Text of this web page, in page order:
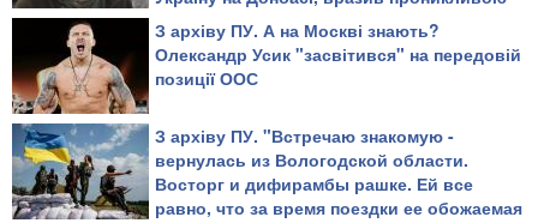
промовою
З архіву ПУ. А на Москві знають?
Олександр Усик "засвітився" на передовій
позиції ООС
З архіву ПУ. "Встречаю знакомую -
вернулась из Вологодской области.
Восторг и дифирамбы рашке. Ей все
равно, что за время поездки ее обожаемая